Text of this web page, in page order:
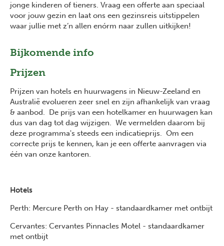
jonge kinderen of tieners. Vraag een offerte aan speciaal
voor jouw gezin en laat ons een gezinsreis uitstippelen
waar jullie met z’n allen enórm naar zullen uitkijken!
Bijkomende info
Prijzen
Prijzen van hotels en huurwagens in Nieuw-Zeeland en
Australië evolueren zeer snel en zijn afhankelijk van vraag
& aanbod. De prijs van een hotelkamer en huurwagen kan
dus van dag tot dag wijzigen. We vermelden daarom bij
deze programma's steeds een indicatieprijs. Om een
correcte prijs te kennen, kan je een offerte aanvragen via
één van onze kantoren.
Hotels
Perth: Mercure Perth on Hay - standaardkamer met ontbijt
Cervantes: Cervantes Pinnacles Motel - standaardkamer
met ontbijt